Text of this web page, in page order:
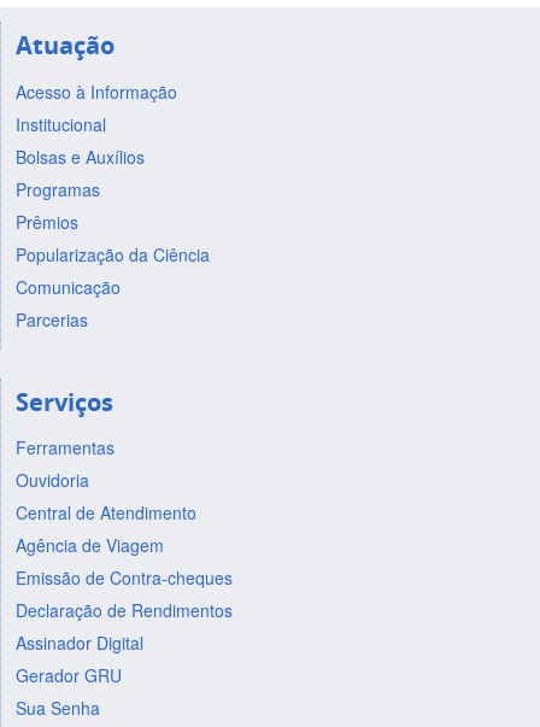
Atuação
Acesso à Informação
Institucional
Bolsas e Auxílios
Programas
Prêmios
Popularização da Ciência
Comunicação
Parcerias
Serviços
Ferramentas
Ouvidoria
Central de Atendimento
Agência de Viagem
Emissão de Contra-cheques
Declaração de Rendimentos
Assinador Digital
Gerador GRU
Sua Senha